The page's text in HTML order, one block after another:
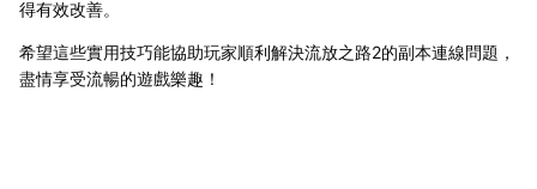
得有效改善。
希望這些實用技巧能協助玩家順利解決流放之路2的副本連線問題，
盡情享受流暢的遊戲樂趣！